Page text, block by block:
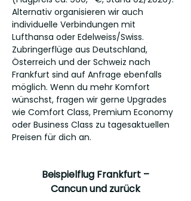
Alternativ organisieren wir auch
individuelle Verbindungen mit
Lufthansa oder Edelweiss/Swiss.
Zubringerflüge aus Deutschland,
Österreich und der Schweiz nach
Frankfurt sind auf Anfrage ebenfalls
möglich. Wenn du mehr Komfort
wünschst, fragen wir gerne Upgrades
wie Comfort Class, Premium Economy
oder Business Class zu tagesaktuellen
Preisen für dich an.
Beispielflug Frankfurt –
Cancun und zurück